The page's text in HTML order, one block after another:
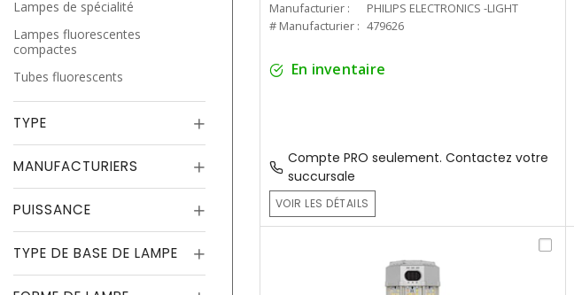
Lampes de spécialité
Lampes fluorescentes
compactes
Tubes fluorescents
TYPE
MANUFACTURIERS
PUISSANCE
TYPE DE BASE DE LAMPE
Manufacturier :
PHILIPS ELECTRONICS -LIGHT
# Manufacturier : 479626
En inventaire
Compte PRO seulement. Contactez votre
succursale
VOIR LES DÉTAILS